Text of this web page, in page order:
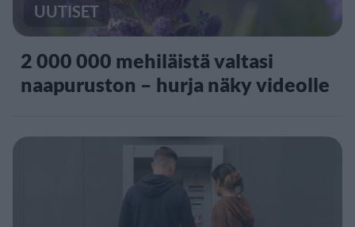
UUTISET
2 000 000 mehiläistä valtasi
naapuruston – hurja näky videolle